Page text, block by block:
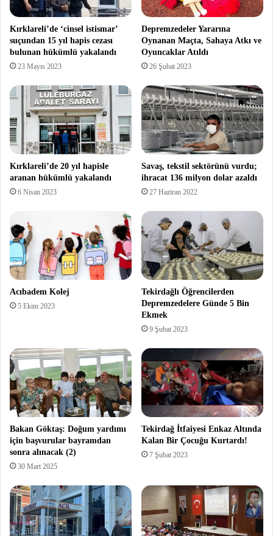
Kırklareli’de ‘cinsel istismar’
suçundan 15 yıl hapis cezası
bulunan hükümlü yakalandı
23 Mayıs 2023
Depremzedeler Yararına
Oynanan Maçta, Sahaya Atkı ve
Oyuncaklar Atıldı
26 Şubat 2023
Kırklareli’de 20 yıl hapisle
aranan hükümlü yakalandı
6 Nisan 2023
Savaş, tekstil sektörünü vurdu;
ihracat 136 milyon dolar azaldı
27 Haziran 2022
Acıbadem Kolej
5 Ekim 2023
Tekirdağlı Öğrencilerden
Depremzedelere Günde 5 Bin
Ekmek
9 Şubat 2023
Bakan Göktaş: Doğum yardımı
için başvurular bayramdan
sonra alınacak (2)
30 Mart 2025
Tekirdağ İtfaiyesi Enkaz Altında
Kalan Bir Çocuğu Kurtardı!
7 Şubat 2023